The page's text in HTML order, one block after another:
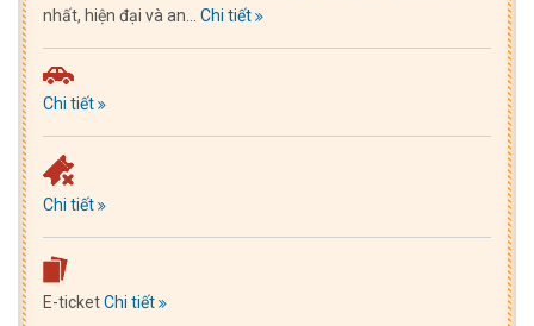
nhất, hiện đại và an... Chi tiết
Chi tiết
Chi tiết
E-ticketChi tiết